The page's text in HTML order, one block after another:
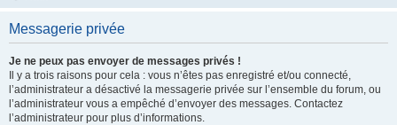
Messagerie privée
Je ne peux pas envoyer de messages privés !
Il y a trois raisons pour cela : vous n’êtes pas enregistré et/ou connecté,
l’administrateur a désactivé la messagerie privée sur l’ensemble du forum, ou
l’administrateur vous a empêché d’envoyer des messages. Contactez
l’administrateur pour plus d’informations.